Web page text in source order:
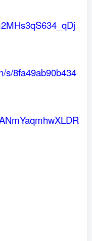
s/8fa49ab90b434